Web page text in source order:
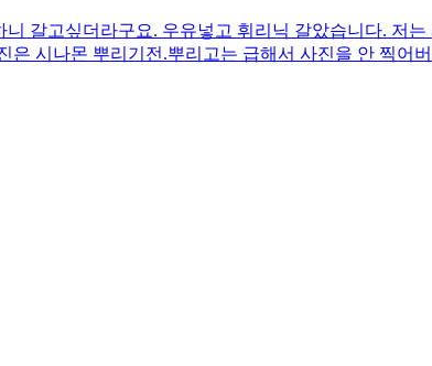
갈고싶더라구요. 우유넣고 휘리닉 갈았습니다. 저
시나몬 뿌리기전.뿌리고는 급해서 사진을 안 찍어